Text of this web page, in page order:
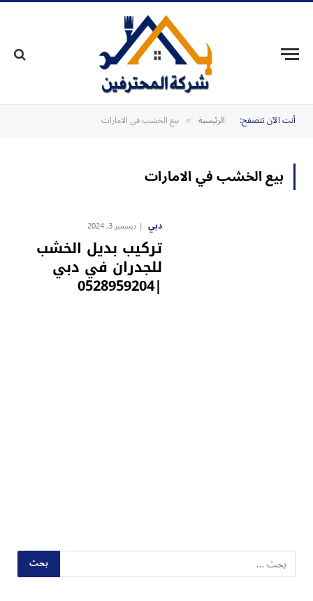
أنت الآن تتصفح: الرئيسية » بيع الخشب في الامارات
بيع الخشب في الامارات
دبي ديسمبر 3, 2024
تركيب بديل الخشب
للجدران في دبي
|0528959204